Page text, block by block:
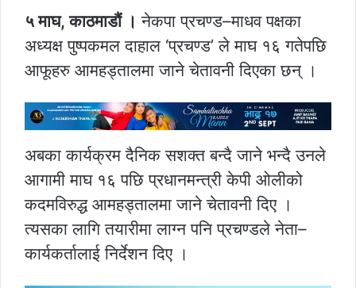
५ माघ, काठमाडौं । नेकपा प्रचण्ड–माधव पक्षका
अध्यक्ष पुष्पकमल दाहाल ‘प्रचण्ड’ ले माघ १६ गतेपछि
आफूहरु आमहड्तालमा जाने चेतावनी दिएका छन् ।
अबका कार्यक्रम दैनिक सशक्त बन्दै जाने भन्दै उनले
आगामी माघ १६ पछि प्रधानमन्त्री केपी ओलीको
कदमविरुद्ध आमहड्तालमा जाने चेतावनी दिए ।
त्यसका लागि तयारीमा लाग्न पनि प्रचण्डले नेता–
कार्यकर्तालाई निर्देशन दिए ।